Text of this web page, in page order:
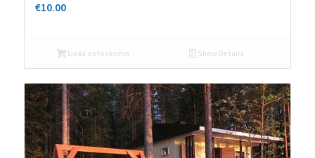
€10.00
Lisää ostoskoriin Show Details